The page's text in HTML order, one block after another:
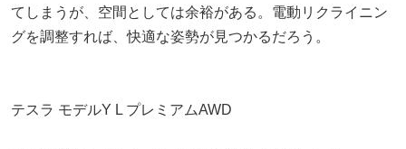
てしまうが、空間としては余裕がある。電動リクライニン
グを調整すれば、快適な姿勢が見つかるだろう。
テスラ モデルY L プレミアムAWD